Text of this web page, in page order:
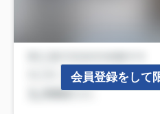
会員登録をして